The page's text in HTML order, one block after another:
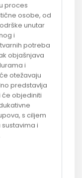
proces
osobe, od
unutar
i
potreba
objašnjava
i
otežavaju
predstavlja
će objediniti
s ciljem
i